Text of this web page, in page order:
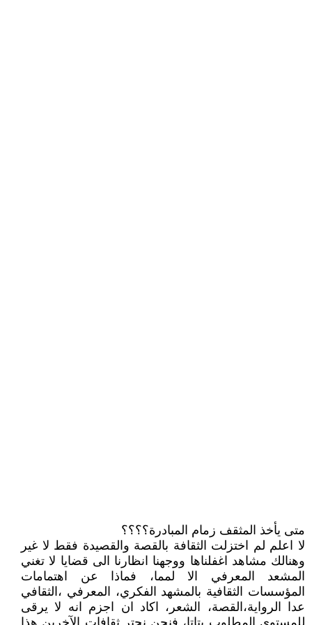
متى يأخذ المثقف زمام المبادرة؟؟؟؟
لا اعلم لم اختزلت الثقافة بالقصة والقصيدة فقط لا غير
وهنالك مشاهد اغفلناها ووجهنا انظارنا الى قضايا لا تغني
المشعد المعرفي الا لمما، فماذا عن اهتمامات
المؤسسات الثقافية بالمشهد الفكري، المعرفي ،الثقافي
عدا الرواية،القصة، الشعر، اكاد ان اجزم انه لا يرقى